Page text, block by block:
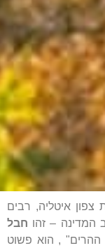
צפון איטליה, רבים
– זהו חבל
ההרים" , הוא פשוט